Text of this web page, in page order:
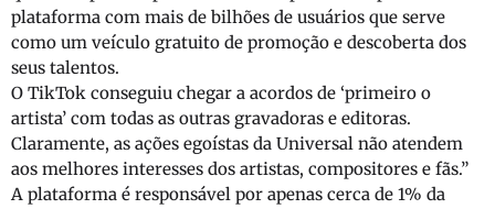
plataforma com mais de bilhões de usuários que serve
como um veículo gratuito de promoção e descoberta dos
seus talentos.
O TikTok conseguiu chegar a acordos de ‘primeiro o
artista’ com todas as outras gravadoras e editoras.
Claramente, as ações egoístas da Universal não atendem
aos melhores interesses dos artistas, compositores e fãs.”
A plataforma é responsável por apenas cerca de 1% da